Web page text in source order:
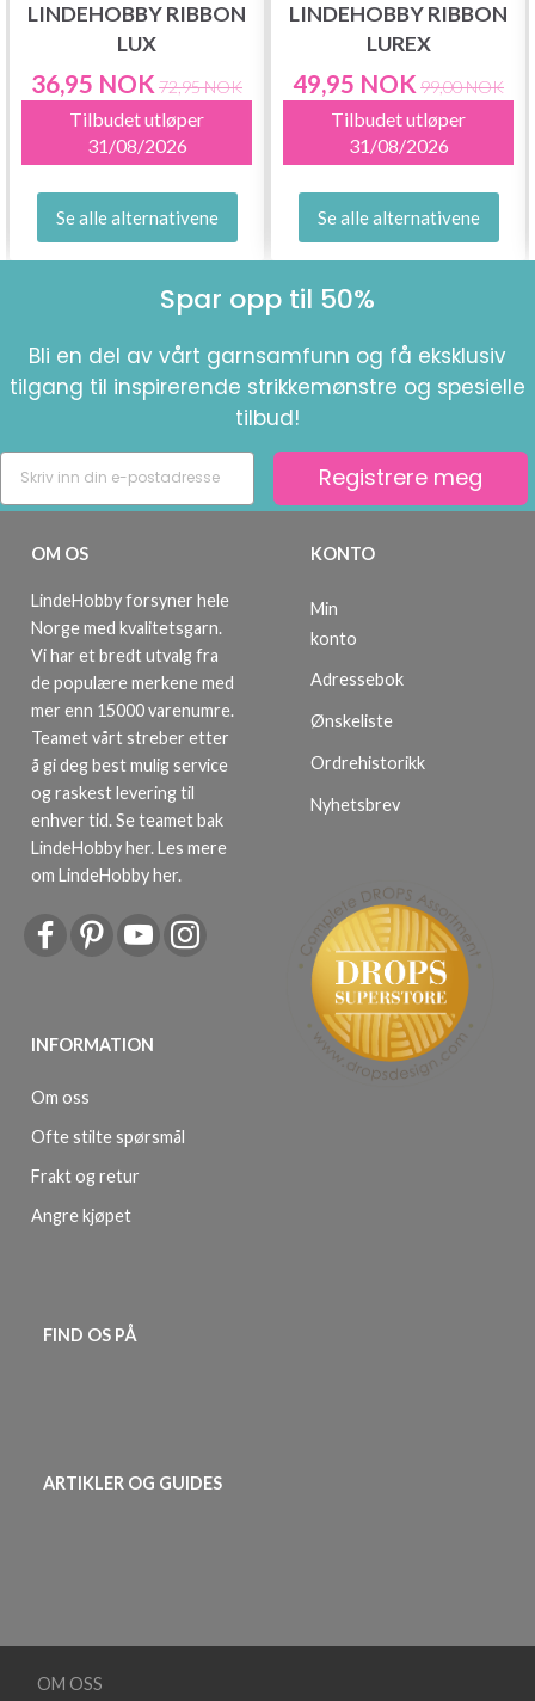
LINDEHOBBY RIBBON
LUX
36,95 NOK 72,95 NOK
Tilbudet utløper
31/08/2026
Se alle alternativene
LINDEHOBBY RIBBON
LUREX
49,95 NOK 99,00 NOK
Tilbudet utløper
31/08/2026
Se alle alternativene
Spar opp til 50%
Bli en del av vårt garnsamfunn og få eksklusiv
tilgang til inspirerende strikkemønstre og spesielle
tilbud!
Registrere meg
OM OS
LindeHobby forsyner hele
Norge med kvalitetsgarn.
Vi har et bredt utvalg fra
de populære merkene med
mer enn 15000 varenumre.
Teamet vårt streber etter
å gi deg best mulig service
og raskest levering til
enhver tid. Se teamet bak
LindeHobby her.Les mere
om LindeHobby her.
INFORMATION
Om oss
Ofte stilte spørsmål
Frakt og retur
Angre kjøpet
KONTO
Min
konto
Adressebok
Ønskeliste
Ordrehistorikk
Nyhetsbrev
FIND OS PÅ
ARTIKLER OG GUIDES
OM OSS